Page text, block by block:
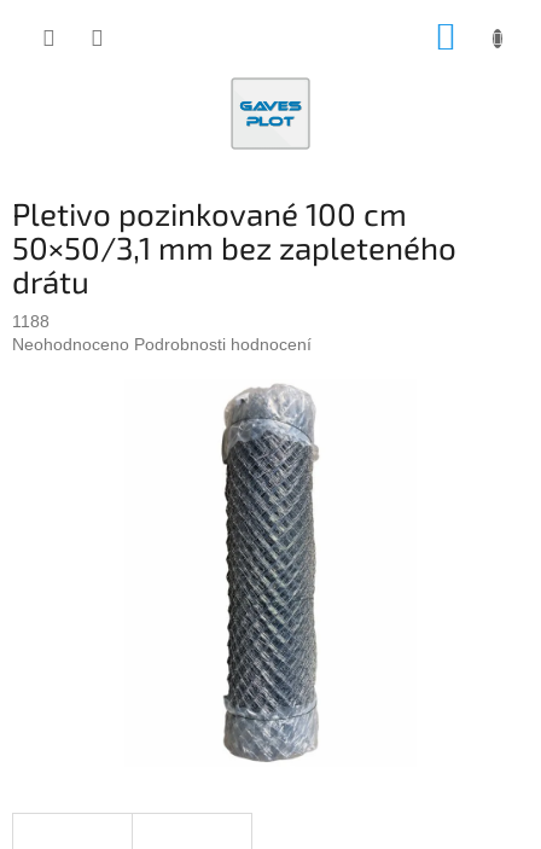
Pletivo pozinkované 100 cm
50×50/3,1 mm bez zapleteného
drátu
1188
Průměrné
Neohodnoceno Podrobnosti hodnocení